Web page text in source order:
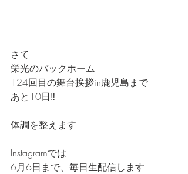
さて
栄光のバックホーム
124回目の舞台挨拶in鹿児島まで
あと10日‼️
体調を整えます
Instagramでは
6月6日まで、毎日生配信します